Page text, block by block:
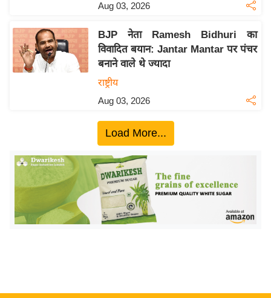
ख्सि
य
त
सा
ज
ग
व
Aug 03, 2026
BJP नेता Ramesh Bidhuri का
विवादित बयान: Jantar Mantar पर पंचर
बनाने वाले थे ज्यादा
राष्ट्रीय
Aug 03, 2026
Load More...